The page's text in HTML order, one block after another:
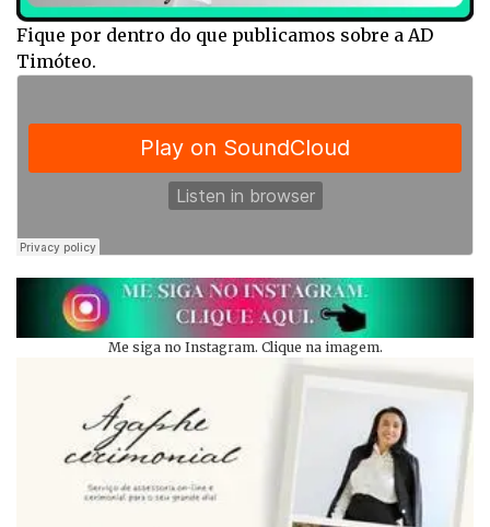
Fique por dentro do que publicamos sobre a AD
Timóteo.
Me siga no Instagram. Clique na imagem.